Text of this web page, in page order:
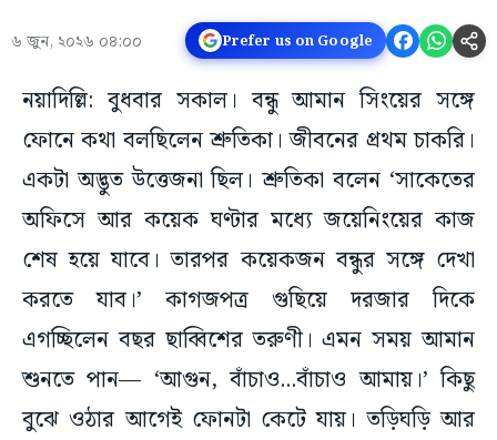
৬ জুন, ২০২৬ ০৪:০০ Prefer us on Google
নয়াদিল্লি: বুধবার সকাল। বন্ধু আমান সিংয়ের সঙ্গে
ফোনে কথা বলছিলেন শ্রুতিকা। জীবনের প্রথম চাকরি।
একটা অদ্ভুত উত্তেজনা ছিল। শ্রুতিকা বলেন ‘সাকেতের
অফিসে আর কয়েক ঘণ্টার মধ্যে জয়েনিংয়ের কাজ
শেষ হয়ে যাবে। তারপর কয়েকজন বন্ধুর সঙ্গে দেখা
করতে যাব।’ কাগজপত্র গুছিয়ে দরজার দিকে
এগচ্ছিলেন বছর ছাব্বিশের তরুণী। এমন সময় আমান
শুনতে পান— ‘আগুন, বাঁচাও...বাঁচাও আমায়।’ কিছু
বুঝে ওঠার আগেই ফোনটা কেটে যায়। তড়িঘড়ি আর